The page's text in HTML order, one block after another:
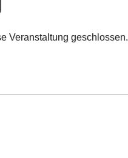
Veranstaltung geschlossen.